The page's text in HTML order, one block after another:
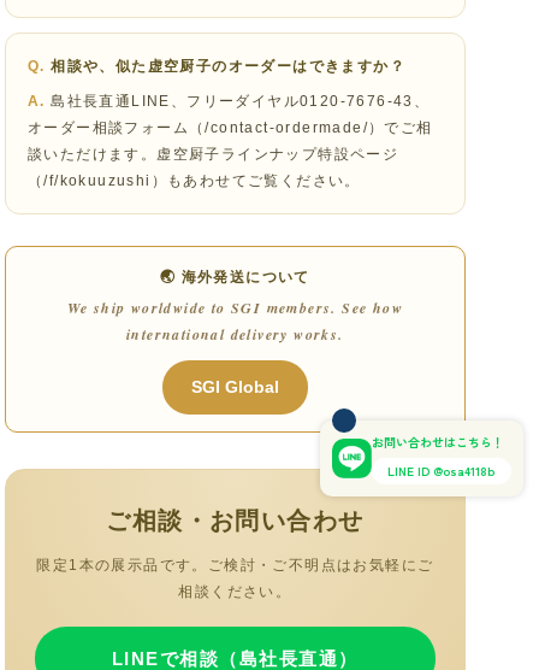
相談や、似た虚空厨子のオーダーはできますか？
島社長直通LINE、フリーダイヤル0120-7676-43、
オーダー相談フォーム（/contact-ordermade/）でご相
談いただけます。虚空厨子ラインナップ特設ページ
（/f/kokuuzushi）もあわせてご覧ください。
🌏 海外発送について
We ship worldwide to SGI members. See how
international delivery works.
ご相談・お問い合わせ
限定1本の展示品です。ご検討・ご不明点はお気軽にご
相談ください。
LINEで相談（島社長直通）
お問い合わせはこちら！
LINE ID @osa4118b